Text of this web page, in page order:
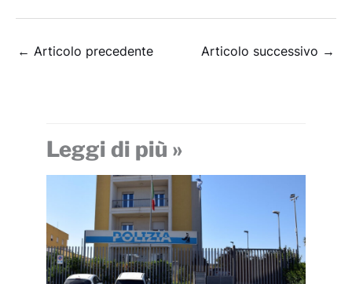
← Articolo precedente Articolo successivo →
Leggi di più »